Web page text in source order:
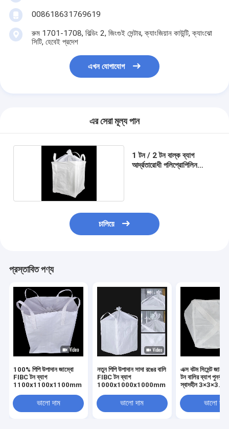
008618631769619
রুম 1701-1708, বিল্ডিং 2, জিংগুই সেন্টার, ক্যাংজিয়ান কাউন্টি, ক্যাংঝো
সিটি, হেবেই প্রদেশ
এখন যোগাযোগ
এর সেরা মূল্য পান
1 টন / 2 টন বাল্ক ব্যাগ
আর্দ্রতারোধী পলিপ্রোপিলিন
চালিয়ে
প্রস্তাবিত পণ্য
100% পিপি উপাদান জাম্বো
FIBC টন ব্যাগ
1100x1100x1100mm
ভালো দাম
নতুন পিপি উপাদান সাদা রঙের বালি
FIBC টন ব্যাগ
1000x1000x1000mm
ভালো দাম
এক্স বটম সিমেন্ট
টন বালির ব্যাগ
স্বাদহীন
ভালো দাম